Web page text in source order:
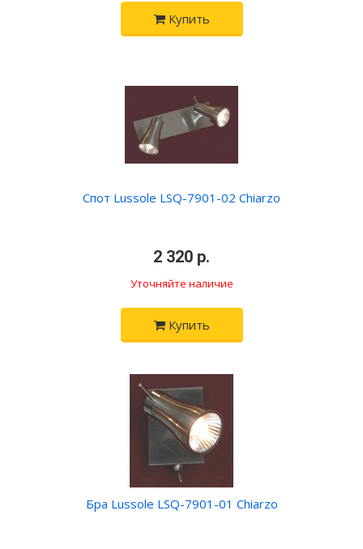
Купить
Спот Lussole LSQ-7901-02 Chiarzo
2 320 р.
Уточняйте наличие
Купить
Бра Lussole LSQ-7901-01 Chiarzo